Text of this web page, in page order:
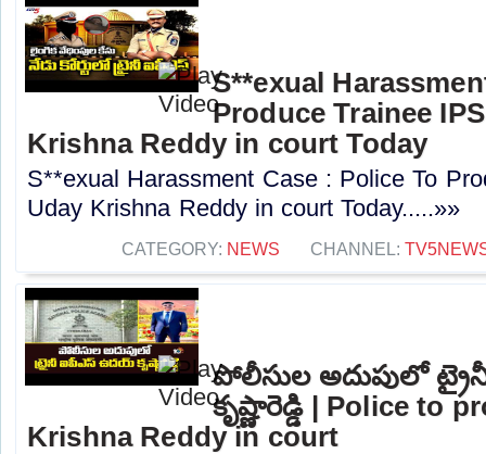
S**exual
Produce Trainee
Krishna Reddy in court Today
S**exual Harassment Case : Police To
Uday Krishna Reddy in court Today.....»»
CATEGORY: NEWS CHANNEL:
పోలీసుల అదుపులో
కృష్ణారెడ్డి | Police to
Krishna Reddy in court